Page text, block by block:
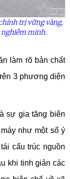
trị vững vàng,
minh.
làm rõ bản chất
3 phương diện
sự gia tăng biên
như một số ý
cấu trúc nguồn
khi tinh giản các